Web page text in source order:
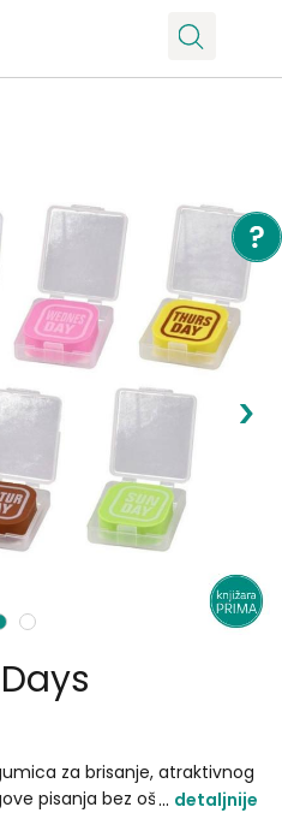
2
za brisanje, atraktivnog
pisanja bez oštećenja
detaljnije